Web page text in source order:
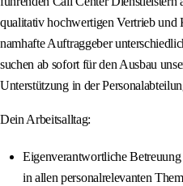
qualitativ hochwertigen Vertrieb und
namhafte Auftraggeber
suchen ab sofort für den Ausbau
Unterstützung in der
Dein Arbeitsalltag:
Eigenverantwortliche
in allen personalrelevanten